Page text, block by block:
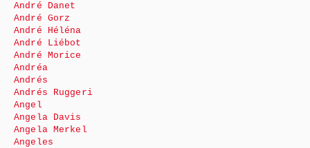
André Danet
André Gorz
André Héléna
André Liébot
André Morice
Andréa
Andrés
Andrés Ruggeri
Angel
Angela Davis
Angela Merkel
Angeles